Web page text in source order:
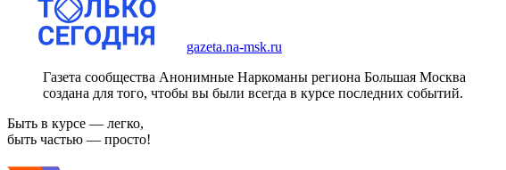
gazeta.na-msk.ru
Газета сообщества Анонимные Наркоманы региона Большая Москва
создана для того, чтобы вы были всегда в курсе последних событий.
Быть в курсе — легко,
быть частью — просто!